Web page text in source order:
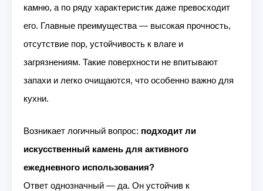
камню, а по ряду характеристик даже превосходит
его. Главные преимущества — высокая прочность,
отсутствие пор, устойчивость к влаге и
загрязнениям. Такие поверхности не впитывают
запахи и легко очищаются, что особенно важно для
кухни.
Возникает логичный вопрос: подходит ли
искусственный камень для активного
ежедневного использования?
Ответ однозначный — да. Он устойчив к